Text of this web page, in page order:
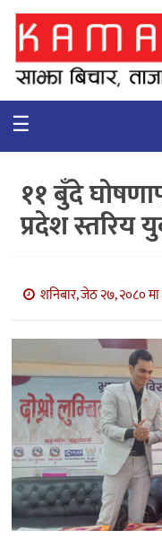
गृहपृष्ठ
समाचार
कुटनिती
कुराकानी
बाणिज्य
भिडियो
सिफारिस
☰
११ बुँदे
प्रदेश स्तरिय
शनिबार, जेठ २७, २०८० मा